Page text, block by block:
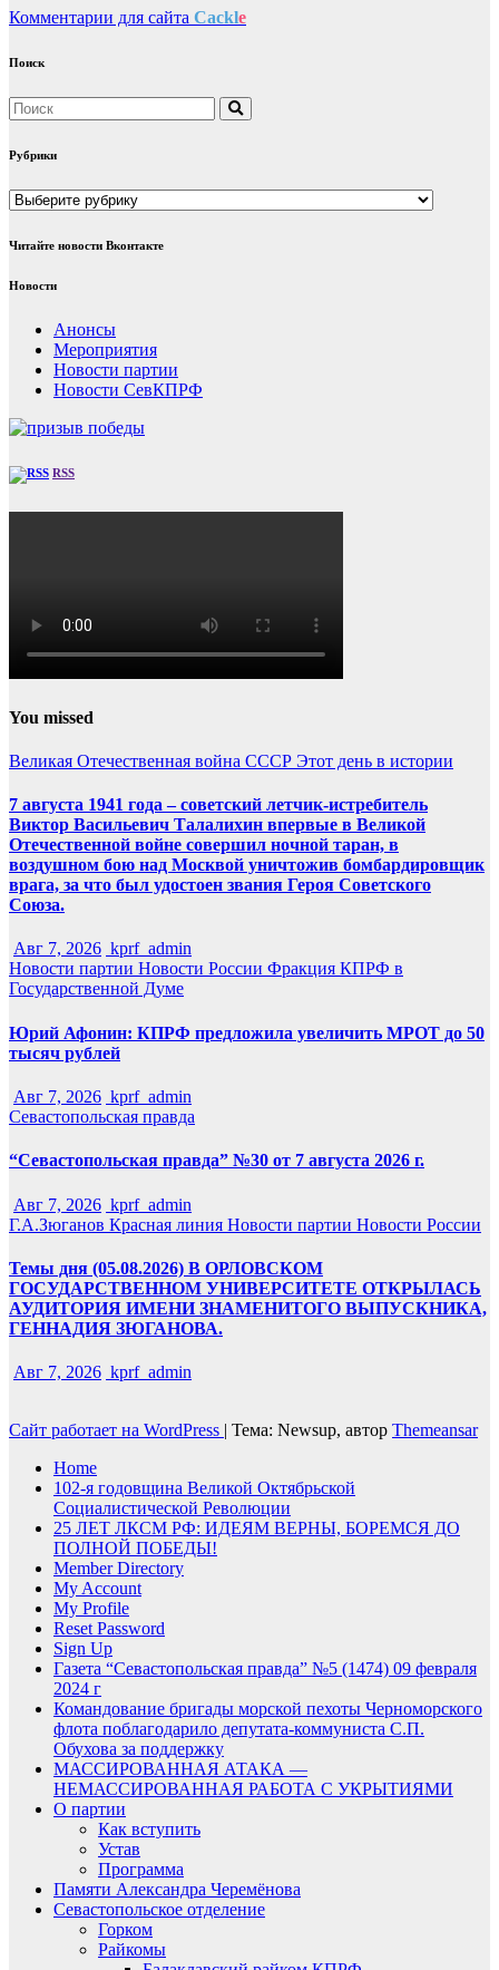
Комментарии для сайта Cackle
Поиск
Рубрики
Рубрики
Читайте новости Вконтакте
Новости
Анонсы
Мероприятия
Новости партии
Новости СевКПРФ
RSS
You missed
Великая Отечественная война СССР Этот день в истории
7 августа 1941 года – советский летчик-истребитель
Виктор Васильевич Талалихин впервые в Великой
Отечественной войне совершил ночной таран, в
воздушном бою над Москвой уничтожив бомбардировщик
врага, за что был удостоен звания Героя Советского
Союза.
Авг 7, 2026 kprf_admin
Новости партии Новости России Фракция КПРФ в
Государственной Думе
Юрий Афонин: КПРФ предложила увеличить МРОТ до 50
тысяч рублей
Авг 7, 2026 kprf_admin
Севастопольская правда
“Севастопольская правда” №30 от 7 августа 2026 г.
Авг 7, 2026 kprf_admin
Г.А.Зюганов Красная линия Новости партии Новости России
Темы дня (05.08.2026) В ОРЛОВСКОМ
ГОСУДАРСТВЕННОМ УНИВЕРСИТЕТЕ ОТКРЫЛАСЬ
АУДИТОРИЯ ИМЕНИ ЗНАМЕНИТОГО ВЫПУСКНИКА,
ГЕННАДИЯ ЗЮГАНОВА.
Авг 7, 2026 kprf_admin
Сайт работает на WordPress | Тема: Newsup, автор Themeansar
Home
102-я годовщина Великой Октябрьской
Социалистической Революции
25 ЛЕТ ЛКСМ РФ: ИДЕЯМ ВЕРНЫ, БОРЕМСЯ ДО
ПОЛНОЙ ПОБЕДЫ!
Member Directory
My Account
My Profile
Reset Password
Sign Up
Газета “Севастопольская правда” №5 (1474) 09 февраля
2024 г
Командование бригады морской пехоты Черноморского
флота поблагодарило депутата-коммуниста С.П.
Обухова за поддержку
МАССИРОВАННАЯ АТАКА —
НЕМАССИРОВАННАЯ РАБОТА С УКРЫТИЯМИ
О партии
Как вступить
Устав
Программа
Памяти Александра Черемёнова
Севастопольское отделение
Горком
Райкомы